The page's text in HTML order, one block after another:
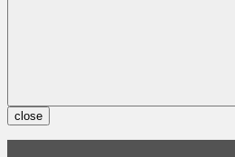
close